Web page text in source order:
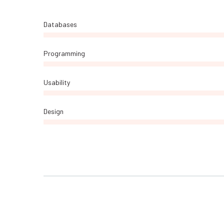
Databases
Programming
Usability
Design